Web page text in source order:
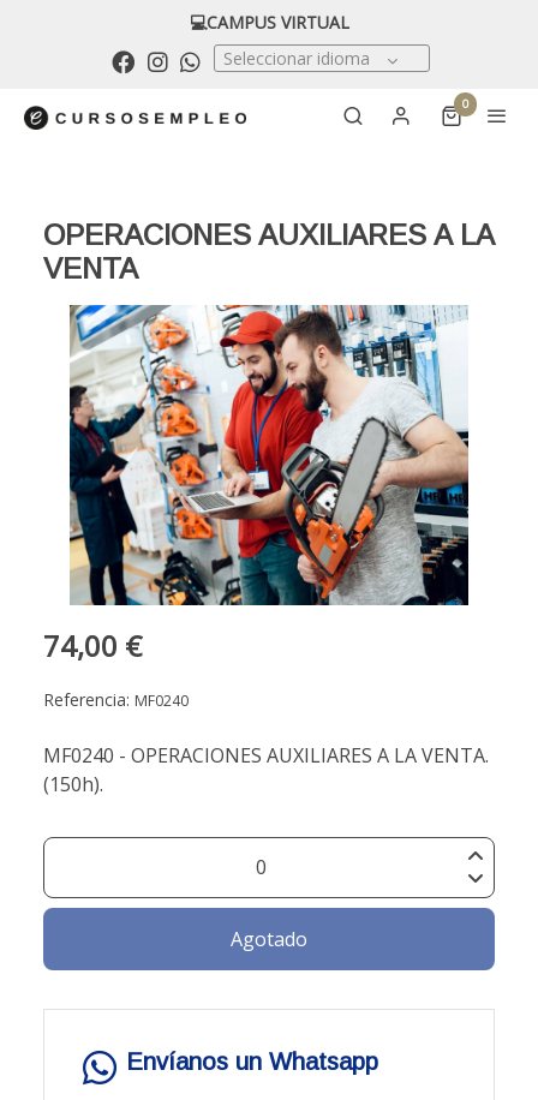
💻CAMPUS VIRTUAL
Seleccionar idioma
0
OPERACIONES AUXILIARES A LA
VENTA
74,00 €
Referencia: MF0240
MF0240 - OPERACIONES AUXILIARES A LA VENTA.
(150h).
Agotado
Envíanos un Whatsapp